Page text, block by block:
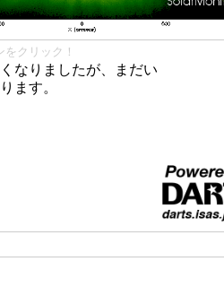
クリック！
なりましたが、まだい
ます。